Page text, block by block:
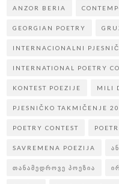
ANZOR BERIA
GEORGIAN POETRY
INTERNACIONALNI
INTERNATIONAL POETRY
KONTEST POEZIJE MILI
PJESNIČKO TAKMIČENJE
POETRY CONTEST
SAVREMENA POEZIJA
ᲗᲐᲜᲐᲛᲔᲓᲠᲝᲕᲔ ᲞᲝᲔᲖᲘᲐ